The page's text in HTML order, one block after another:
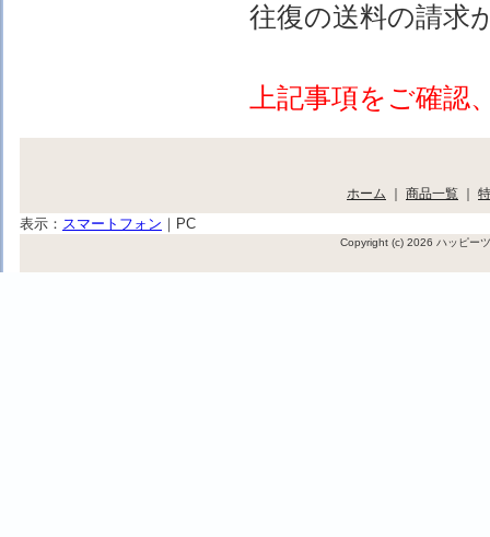
往復の送料の請求
上記事項をご確
ホーム 商品一覧
表示： スマートフォン ｜ PC
Copyright (c) 2026 ハッピー